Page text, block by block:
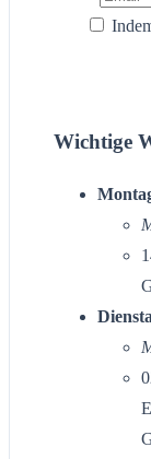
Wichtige